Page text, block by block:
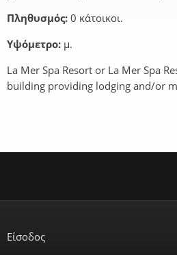
Πληθυσμός: 0 κάτοικοι.
Υψόμετρο: μ.
La Mer Spa Resort or La Mer Spa
building providing lodging and/or
Είσοδος